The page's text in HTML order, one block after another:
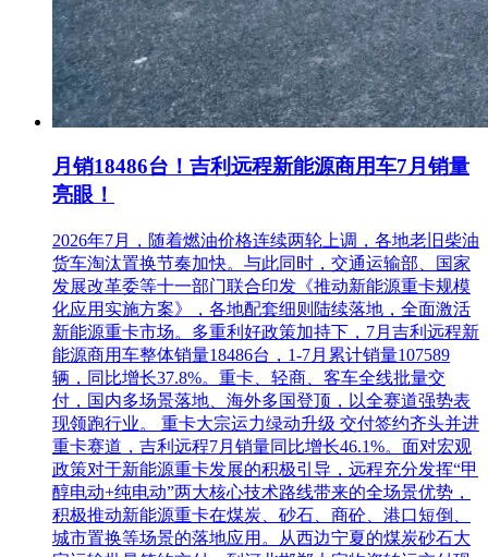
月销18486台！吉利远程新能源商用车7月销量
亮眼！
2026年7月，随着燃油价格连续两轮上调，各地老旧柴油
货车淘汰置换节奏加快。与此同时，交通运输部、国家
发展改革委等十一部门联合印发《推动新能源重卡规模
化应用实施方案》，各地配套细则陆续落地，全面激活
新能源重卡市场。多重利好政策加持下，7月吉利远程新
能源商用车整体销量18486台，1-7月累计销量107589
辆，同比增长37.8%。重卡、轻商、客车全线批量交
付，国内多场景落地、海外多国登顶，以全赛道强势表
现领跑行业。 重卡大宗运力绿动升级 交付签约齐头并进
重卡赛道，吉利远程7月销量同比增长46.1%。面对宏观
政策对于新能源重卡发展的积极引导，远程充分发挥“甲
醇电动+纯电动”两大核心技术路线带来的全场景优势，
积极推动新能源重卡在煤炭、砂石、商砼、港口短倒、
城市置换等场景的落地应用。从西边宁夏的煤炭砂石大